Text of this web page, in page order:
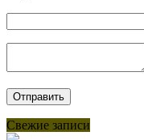
Свежие записи